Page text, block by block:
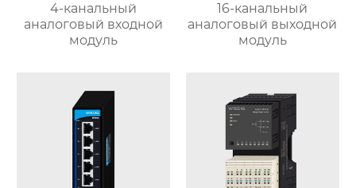
4-канальный
аналоговый входной
модуль
16-канальный
аналоговый выходной
модуль